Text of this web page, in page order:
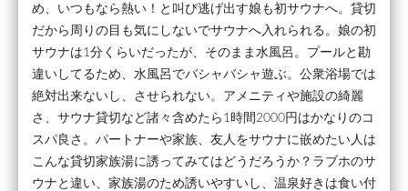
め、いつもなら熱い！と叫び逃げ出す娘も初サウナへ。貸切
だから周りの目も気にしないでサウナへ入れられる。娘の初
サウナは1分くらいだったが、そのまま水風呂。プールと勘
違いしてるため、水風呂でバシャバシャ遊ぶ。公衆浴場では
絶対出来ないし、させられない。アメニティや施設の綺麗
さ、サウナ貸切など諸々含めたら1時間2000円はかなりのコ
スパ良さ。パートナーや家族、友人をサウナに嵌めたい人は
こんな貸切家族湯に誘ってみてはどうだろうか？ラブホのサ
ウナと違い、家族湯のため誘いやすいし、温泉好きは食い付